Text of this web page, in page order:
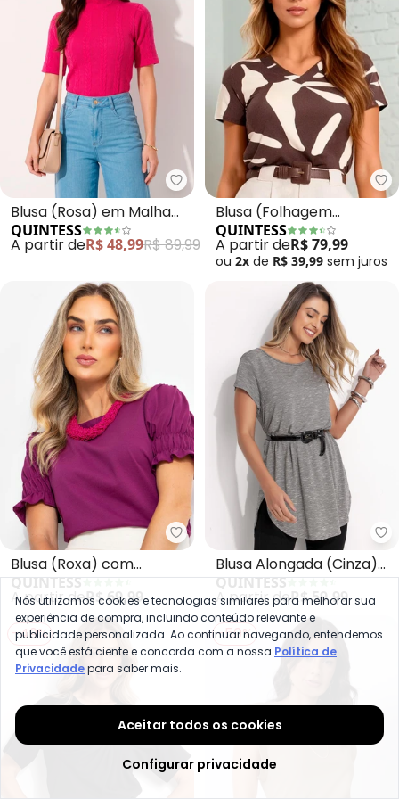
Quintess - Blusa (Rosa) em
Blusa (Rosa) em Malha
Jacquard
QUINTESS
A partir deR$ 48,99R$ 89,99
Blusa (Folhagem
Orgânica) em Malha de
Viscose Crep
QUINTESS
A partir deR$ 79,99
ou 2x de R$ 39,99 sem juros
Quintess - Blusa (Roxa) com
Blusa (Roxa) com
Elástico nas Mangas
QUINTESS
A partir deR$ 69,99
Blusa Alongada (Cinza)
com Barra
Arrendondada
QUINTESS
A partir deR$ 59,99
-49% -50%
Nós utilizamos cookies e tecnologias similares para melhorar sua
experiência de compra, incluindo conteúdo relevante e
publicidade personalizada. Ao continuar navegando, entendemos
que você está ciente e concorda com a nossa Política de
Privacidadepara saber mais.
Aceitar todos os cookies
Configurar privacidade